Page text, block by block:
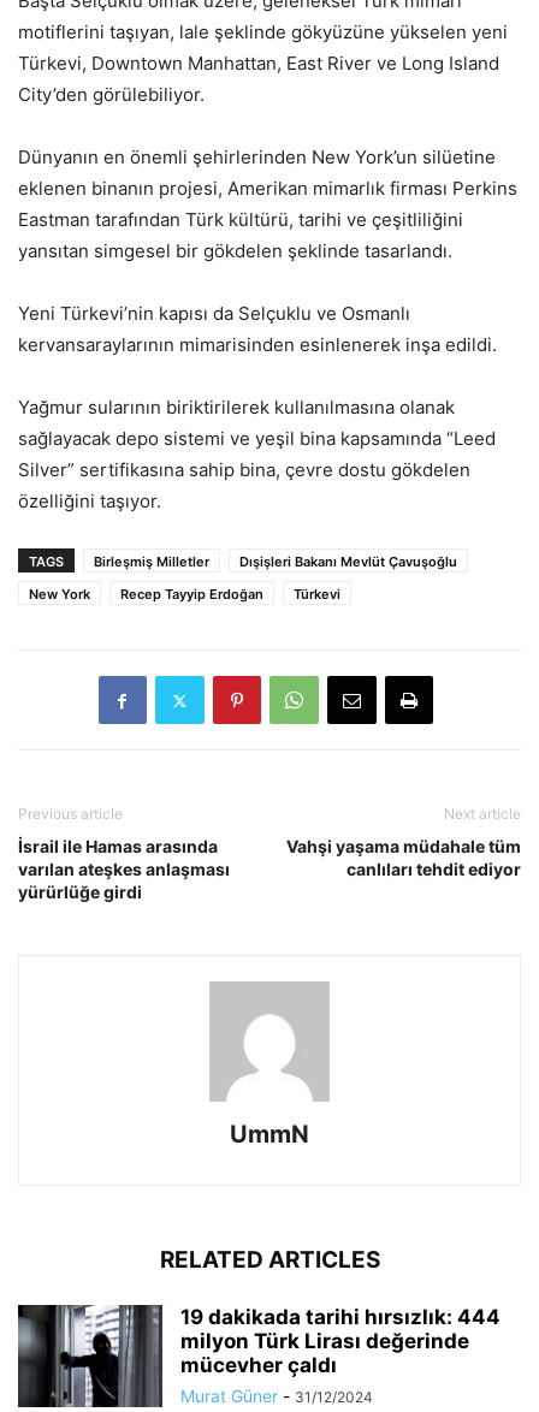
motiflerini taşıyan, lale şeklinde gökyüzüne yükselen yeni
Türkevi, Downtown Manhattan, East River ve Long Island
City’den görülebiliyor.
Dünyanın en önemli şehirlerinden New York’un silüetine
eklenen binanın projesi, Amerikan mimarlık firması Perkins
Eastman tarafından Türk kültürü, tarihi ve çeşitliliğini
yansıtan simgesel bir gökdelen şeklinde tasarlandı.
Yeni Türkevi’nin kapısı da Selçuklu ve Osmanlı
kervansaraylarının mimarisinden esinlenerek inşa edildi.
Yağmur sularının biriktirilerek kullanılmasına olanak
sağlayacak depo sistemi ve yeşil bina kapsamında “Leed
Silver” sertifikasına sahip bina, çevre dostu gökdelen
özelliğini taşıyor.
TAGS Birleşmiş Milletler
Dışişleri Bakanı Mevlüt Çavuşoğlu
New York
Recep Tayyip Erdoğan Türkevi
Previous article
İsrail ile Hamas arasında
varılan ateşkes anlaşması
yürürlüğe girdi
Next article
Vahşi yaşama müdahale tüm
canlıları tehdit ediyor
UmmN
RELATED ARTICLES
19 dakikada tarihi hırsızlık: 444
milyon Türk Lirası değerinde
mücevher çaldı
Murat Güner - 31/12/2024